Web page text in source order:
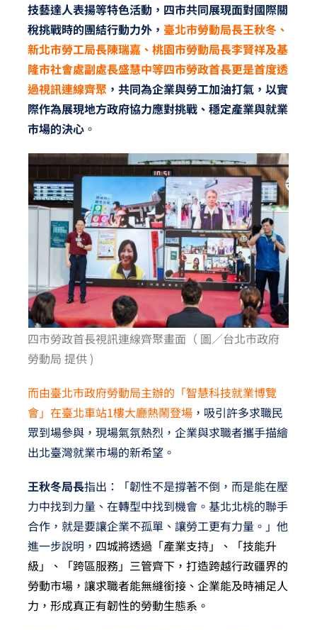
技藝達人表揚等特色活動，四市共同展現面對國際關
稅挑戰時的團結行動力外， 臺北市勞動局長王秋冬、
新北市勞工局長陳瑞嘉、桃園市勞動局長李賢祥及基
隆市社會處副處長盛慧中等四市勞政首長更是首度透
過視訊連線齊聚，共同為企業與勞工加油打氣，以實
際作為展現地方政府協力應對挑戰、穩定產業與就業
市場的決心。
四市勞政首長視訊連線齊聚畫面（ 圖／台北市政府
勞動局 提供 )
而由臺北市政府勞動局主辦的「智慧科技就業博覽
會」在臺北車站1樓大廳熱鬧登場，吸引許多求職民
眾到場參與，現場氣氛熱烈，企業與求職者攜手描繪
出北臺灣就業市場的新希望。
王秋冬局長指出：「韌性不是撐著不倒，而是能在壓
力中找到力量、在轉型中找到機會。基北北桃的聯手
合作，就是要讓企業不孤單、讓勞工更有力量。」他
進一步說明， 四城將透過「產業支持」、「技能升
級」、「跨區服務」三管齊下，打造跨越行政疆界的
勞動市場，讓求職者能無縫銜接、企業能及時補足人
力，形成真正有韌性的勞動生態系。